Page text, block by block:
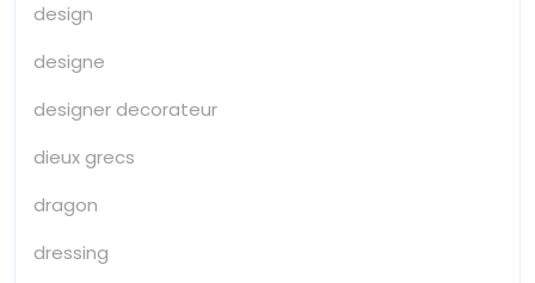
design
designe
designer decorateur
dieux grecs
dragon
dressing